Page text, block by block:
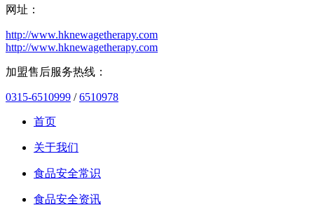
网址：
http://www.hknewagetherapy.com
http://www.hknewagetherapy.com
加盟售后服务热线：
0315-6510999 /6510978
首页
关于我们
食品安全常识
食品安全资讯